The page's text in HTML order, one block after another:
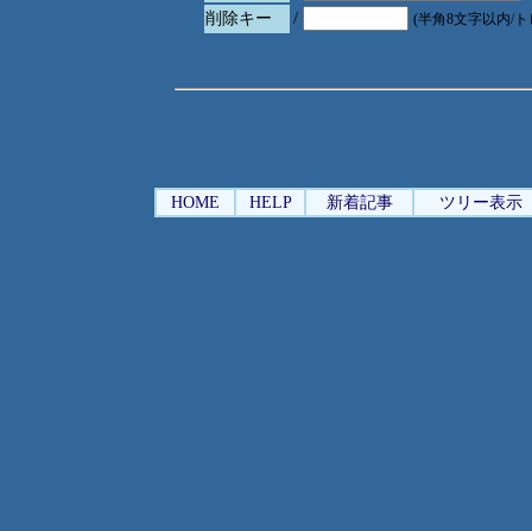
削除キー
/ (半角8文字以内/
HOME HELP 新着記事 ツリー表示